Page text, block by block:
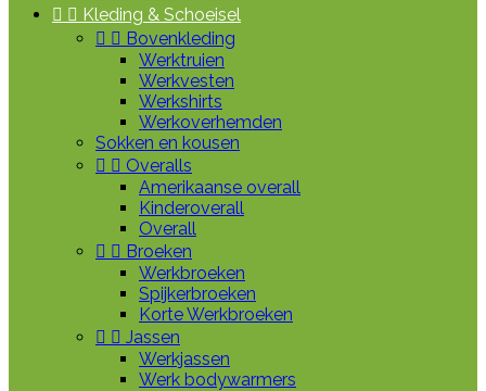
  Kleding & Schoeisel
  Bovenkleding
Werktruien
Werkvesten
Werkshirts
Werkoverhemden
Sokken en kousen
  Overalls
Amerikaanse overall
Kinderoverall
Overall
  Broeken
Werkbroeken
Spijkerbroeken
Korte Werkbroeken
  Jassen
Werkjassen
Werk bodywarmers